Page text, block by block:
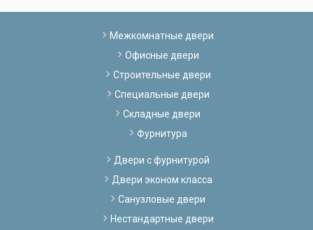
Межкомнатные двери
Офисные двери
Строительные двери
Специальные двери
Складные двери
Фурнитура
Двери с фурнитурой
Двери эконом класса
Санузловые двери
Нестандартные двери